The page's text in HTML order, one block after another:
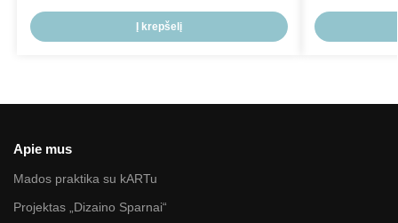
Į krepšelį
Apie mus
Mados praktika su kARTu
Projektas „Dizaino Sparnai“